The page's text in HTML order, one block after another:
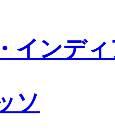
インデ
ソ